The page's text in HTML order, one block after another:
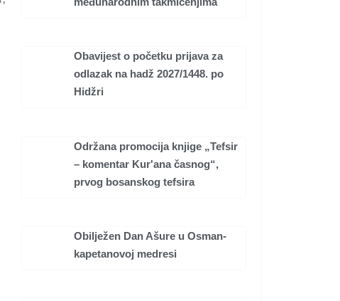
Obavijest o početku prijava za
odlazak na hadž 2027/1448. po
Hidžri
Održana promocija knjige „Tefsir
– komentar Kur'ana časnog“,
prvog bosanskog tefsira
Obilježen Dan Ašure u Osman-
kapetanovoj medresi